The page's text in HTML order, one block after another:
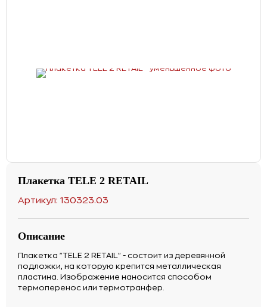
Плакетка TELE 2 RETAIL
Артикул: 130323.03
Описание
Плакетка "TELE 2 RETAIL" - состоит из деревянной
подложки, на которую крепится металлическая
пластина. Изображение наносится способом
термоперенос или термотранфер.